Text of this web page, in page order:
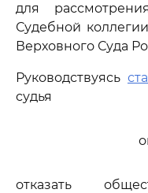
для
Судебной
Верховного Суда
Руководствуясь
судья
отказать